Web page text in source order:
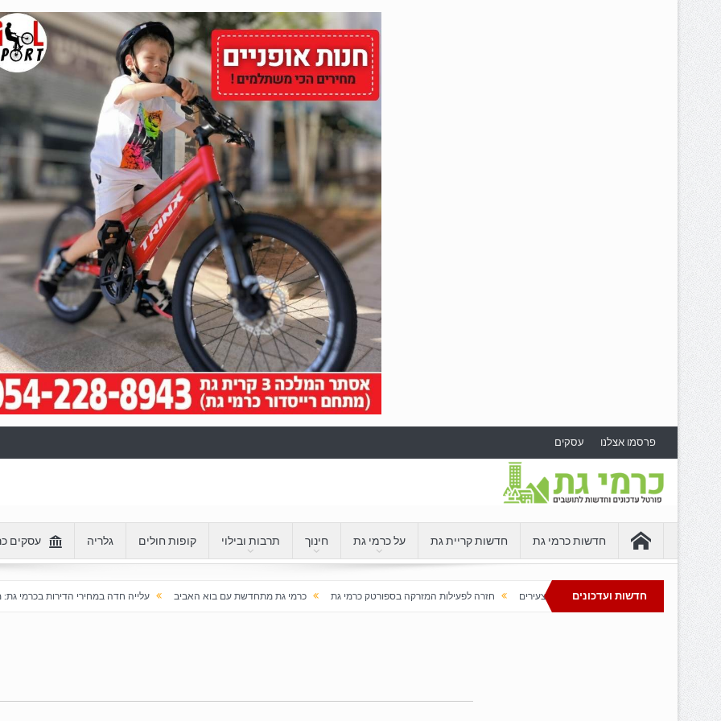
פרסמו אצלנו עסקים
חדשות כרמי גת חדשות קריית גת על כרמי גת חינוך תרבות ובילוי קופות חולים גלריה עסקים
חדשות ועדכוניםלמשוך צעירים חזרה לפעילות המזרקה בספורטק כרמי גת כרמי גת מתחדשת עם בוא האביב עלייה חדה במחירי הדירות בכרמי גת: מעל 100% בעשור האחרון